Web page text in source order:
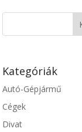
Kategóriák
Autó-Gépjármű
Cégek
Divat